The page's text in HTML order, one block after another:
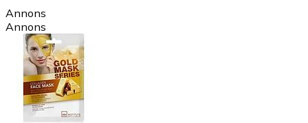
Annons
Annons